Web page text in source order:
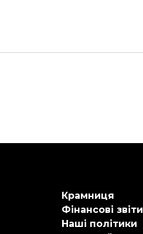
Крамниця
Фінансові звіти
Наші політики